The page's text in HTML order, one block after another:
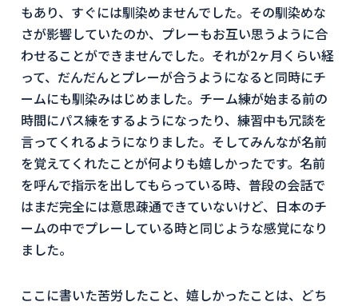
もあり、すぐには馴染めませんでした。その馴染めな
さが影響していたのか、プレーもお互い思うように合
わせることができませんでした。それが2ヶ月くらい経
って、だんだんとプレーが合うようになると同時にチ
ームにも馴染みはじめました。チーム練が始まる前の
時間にパス練をするようになったり、練習中も冗談を
言ってくれるようになりました。そしてみんなが名前
を覚えてくれたことが何よりも嬉しかったです。名前
を呼んで指示を出してもらっている時、普段の会話で
はまだ完全には意思疎通できていないけど、日本のチ
ームの中でプレーしている時と同じような感覚になり
ました。
ここに書いた苦労したこと、嬉しかったことは、どち